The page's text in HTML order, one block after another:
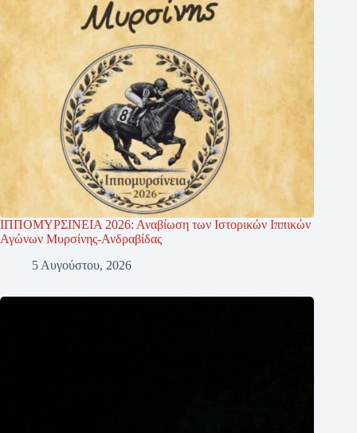
ΙΠΠΟΜΥΡΣΙΝΕΙΑ 2026: Αναβίωση των Ιστορικών Ιππικών
Αγώνων Μυρσίνης-Ανδραβίδας
5 Αυγούστου, 2026